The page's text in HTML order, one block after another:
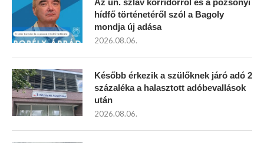
Az ún. szláv korridorról és a pozsonyi
hídfő történetéről szól a Bagoly
mondja új adása
2026.08.06.
Később érkezik a szülőknek járó adó 2
százaléka a halasztott adóbevallások
után
2026.08.06.